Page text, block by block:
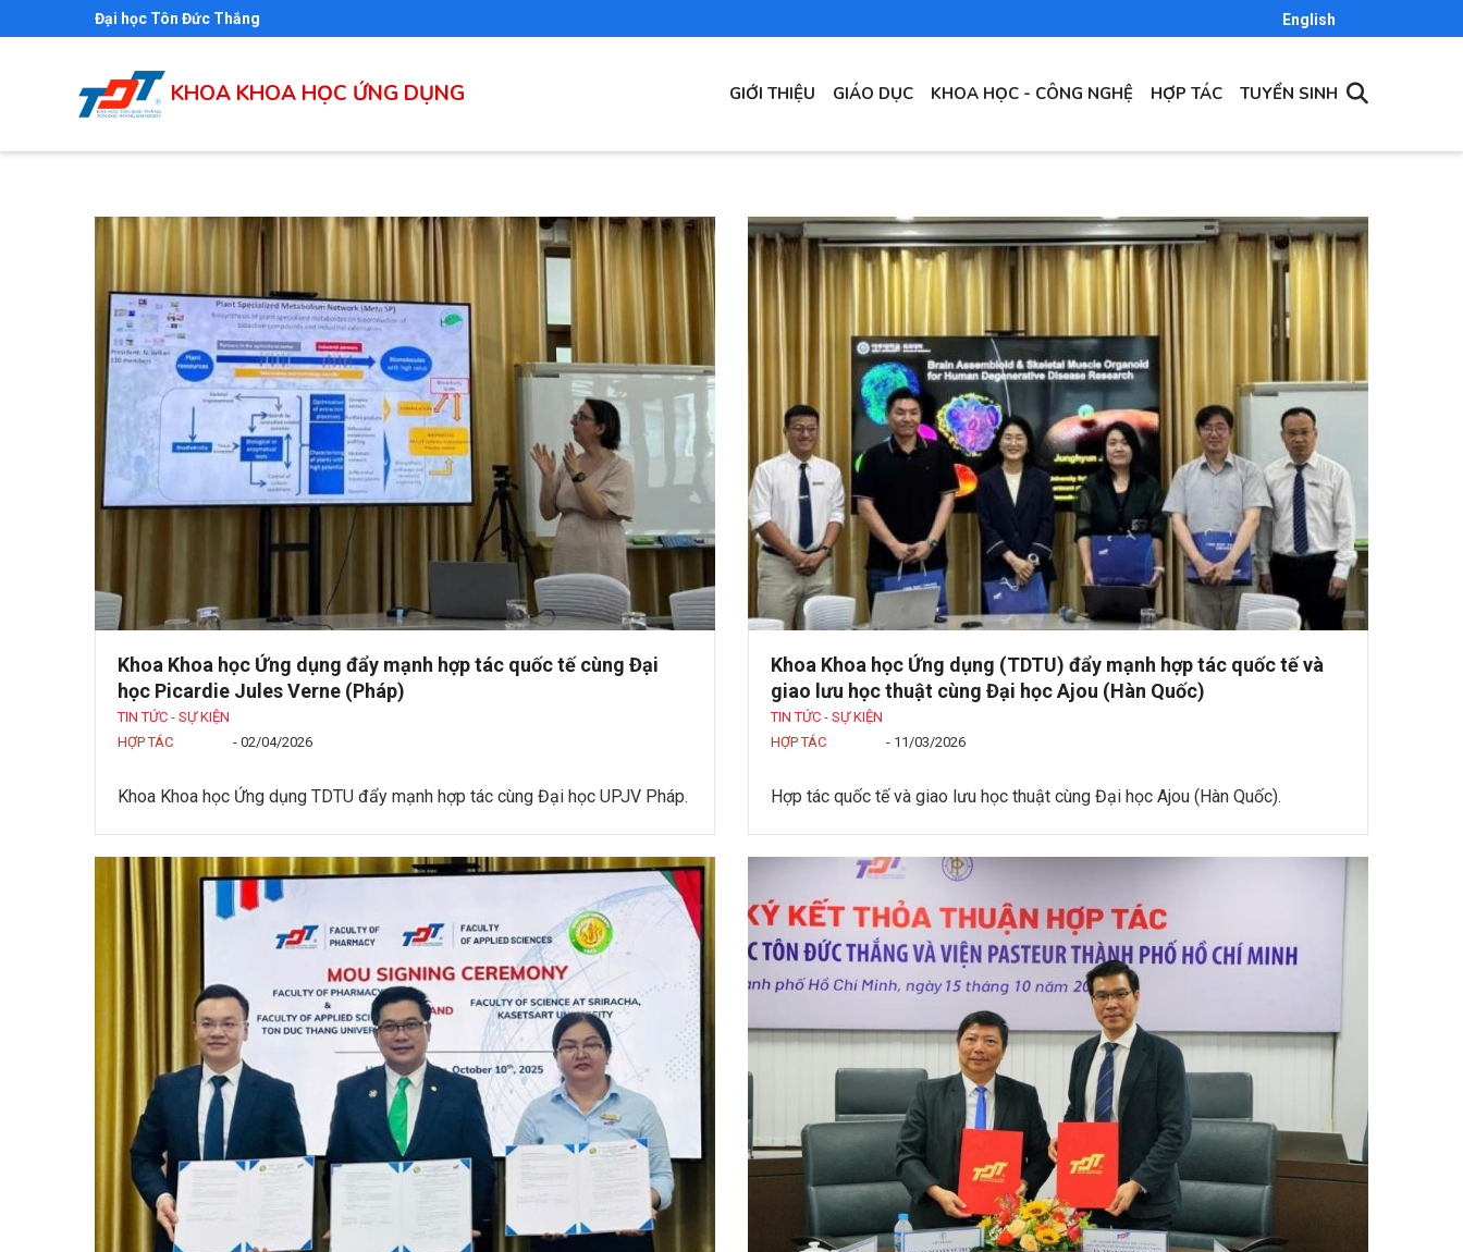
Đại học Tôn Đức Thắng English
KHOA KHOA HỌC ỨNG DỤNG
MAIN
NAVIGATION
GIỚI THIỆU GIÁO DỤC KHOA HỌC - CÔNG NGHỆ HỢP TÁC TUYỂN SINH
Khoa Khoa học Ứng dụng đẩy mạnh hợp tác quốc tế cùng Đại
học Picardie Jules Verne (Pháp)
TIN TỨC - SỰ KIỆN
HỢP TÁC
- 02/04/2026
Khoa Khoa học Ứng dụng TDTU đẩy mạnh hợp tác cùng Đại học UPJV Pháp.
Khoa Khoa học Ứng dụng (TDTU) đẩy mạnh hợp tác quốc tế và
giao lưu học thuật cùng Đại học Ajou (Hàn Quốc)
TIN TỨC - SỰ KIỆN
HỢP TÁC
- 11/03/2026
Hợp tác quốc tế và giao lưu học thuật cùng Đại học Ajou (Hàn Quốc).